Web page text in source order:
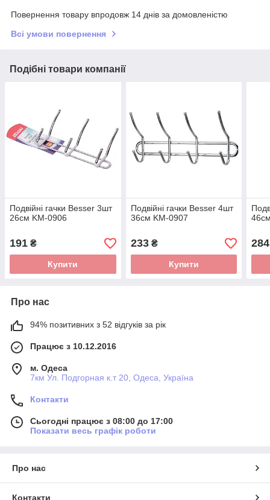
Повернення товару впродовж 14 днів за домовленістю
Всі умови повернення
Подібні товари компанії
Подвійні гачки Besser 3шт
26см KM-0906
191 ₴
Купити
Подвійні гачки Besser 4шт
36см KM-0907
233₴
Купити
284
Про нас
94% позитивних з 52 відгуків за рік
Працює з 10.12.2016
м. Одеса
7км Ул. Подгорная к.т 20, Одеса, Україна
Контакти
Сьогодні працює з 08:00 до 17:00
Показати весь графік роботи
Про нас
Контакти